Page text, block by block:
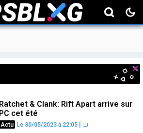
Ratchet & Clank: Rift Apart arrive sur
PC cet été
Actu Le 30/05/2023 à 22:05